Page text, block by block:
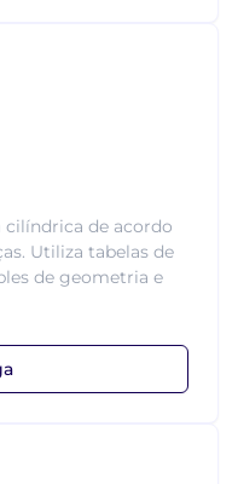
cilíndrica de acordo
Utiliza tabelas de
de geometria e